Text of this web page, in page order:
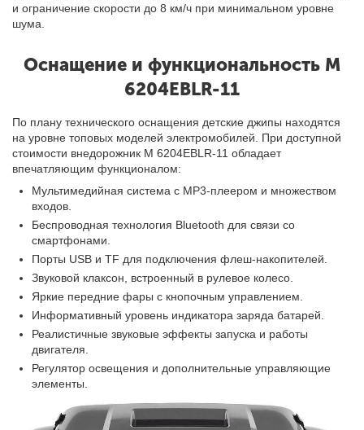
и ограничение скорости до 8 км/ч при минимальном уровне
шума.
Оснащение и функциональность M
6204EBLR-11
По плану технического оснащения детские джипы находятся
на уровне топовых моделей электромобилей. При доступной
стоимости внедорожник M 6204EBLR-11 обладает
впечатляющим функционалом:
Мультимедийная система с MP3-плеером и множеством
входов.
Беспроводная технология Bluetooth для связи со
смартфонами.
Порты USB и TF для подключения флеш-накопителей.
Звуковой клаксон, встроенный в рулевое колесо.
Яркие передние фары с кнопочным управлением.
Информативный уровень индикатора заряда батарей.
Реалистичные звуковые эффекты запуска и работы
двигателя.
Регулятор освещения и дополнительные управляющие
элементы.